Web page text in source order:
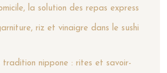
la solution des repas express
riz et vinaigre dans le sushi
nippone : rites et savoir-